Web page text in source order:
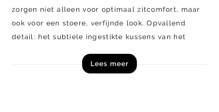
zorgen niet alleen voor optimaal zitcomfort, maar
ook voor een stoere, verfijnde look. Opvallend
detail: het subtiele ingestikte kussens van het
metalen pootjes. Deze stijlvolle fauteuil is tevens
Lees meer